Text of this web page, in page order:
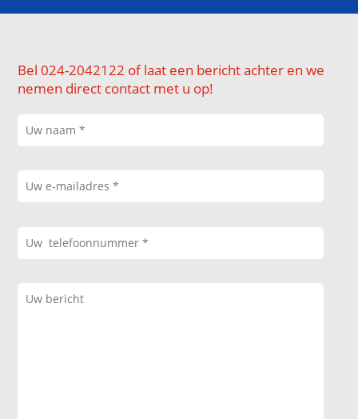
Bel 024-2042122 of laat een bericht achter en we
nemen direct contact met u op!